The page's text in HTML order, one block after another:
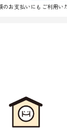
お支払いにもご利用い